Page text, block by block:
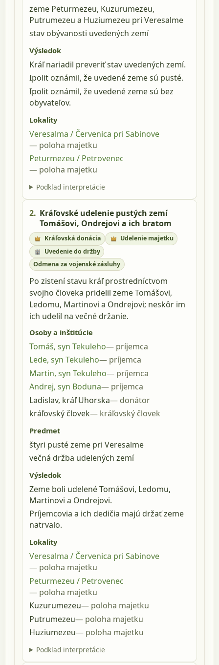
zeme Peturmezeu, Kuzurumezeu,
Putrumezeu a Huziumezeu pri Veresalme
stav obývanosti uvedených zemí
Výsledok
Kráľ nariadil preveriť stav uvedených zemí.
Ipolit oznámil, že uvedené zeme sú pusté.
Ipolit oznámil, že uvedené zeme sú bez
obyvateľov.
Lokality
Veresalma / Červenica pri Sabinove
poloha majetku
Peturmezeu / Petrovenec
poloha majetku
Podklad interpretácie
2. Kráľovské udelenie pustých zemí
Tomášovi, Ondrejovi a ich bratom
Kráľovská donácia
Udelenie majetku
Uvedenie do držby
Odmena za vojenské zásluhy
Po zistení stavu kráľ prostredníctvom
svojho človeka pridelil zeme Tomášovi,
Ledomu, Martinovi a Ondrejovi; neskôr im
ich udelil na večné držanie.
Osoby a inštitúcie
Tomáš, syn Tekuleho
príjemca
Lede, syn Tekuleho
príjemca
Martin, syn Tekuleho
príjemca
Andrej, syn Boduna
príjemca
Ladislav, kráľ Uhorska
donátor
kráľovský človek
kráľovský človek
Predmet
štyri pusté zeme pri Veresalme
večná držba udelených zemí
Výsledok
Zeme boli udelené Tomášovi, Ledomu,
Martinovi a Ondrejovi.
Príjemcovia a ich dedičia majú držať zeme
natrvalo.
Lokality
Veresalma / Červenica pri Sabinove
poloha majetku
Peturmezeu / Petrovenec
poloha majetku
Kuzurumezeu
poloha majetku
Putrumezeu
poloha majetku
Huziumezeu
poloha majetku
Podklad interpretácie